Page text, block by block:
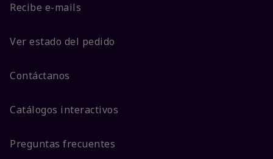
Recibe e-mails
Ver estado del pedido
Contáctanos
Catálogos interactivos
Preguntas frecuentes